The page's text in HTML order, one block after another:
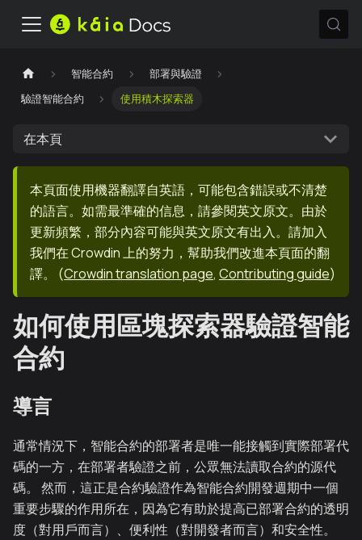
智能合約
部署與驗證
驗證智能合約
使用積木探索器
在本頁
本頁面使用機器翻譯自英語，可能包含錯誤或不清楚
的語言。如需最準確的信息，請參閱英文原文。由於
更新頻繁，部分內容可能與英文原文有出入。請加入
我們在 Crowdin 上的努力，幫助我們改進本頁面的翻
譯。
(Crowdin translation page, Contributing guide)
如何使用區塊探索器驗證智能
合約
導言
通常情況下，智能合約的部署者是唯一能接觸到實際部署代
碼的一方，在部署者驗證之前，公眾無法讀取合約的源代
碼。 然而，這正是合約驗證作為智能合約開發週期中一個
重要步驟的作用所在，因為它有助於提高已部署合約的透明
度（對用戶而言）、便利性（對開發者而言）和安全性。